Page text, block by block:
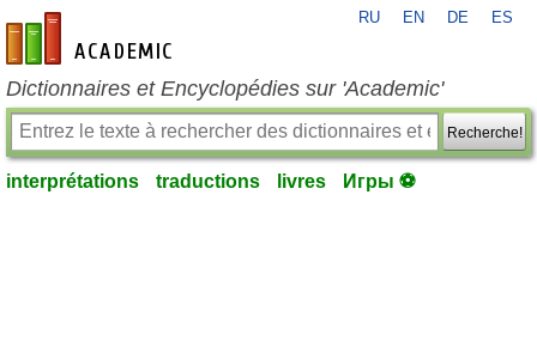
fr-academic.com
RU EN DE ES
Dictionnaires et Encyclopédies sur 'Academic'
Recherche!
interprétations traductions livres Игры ⚽